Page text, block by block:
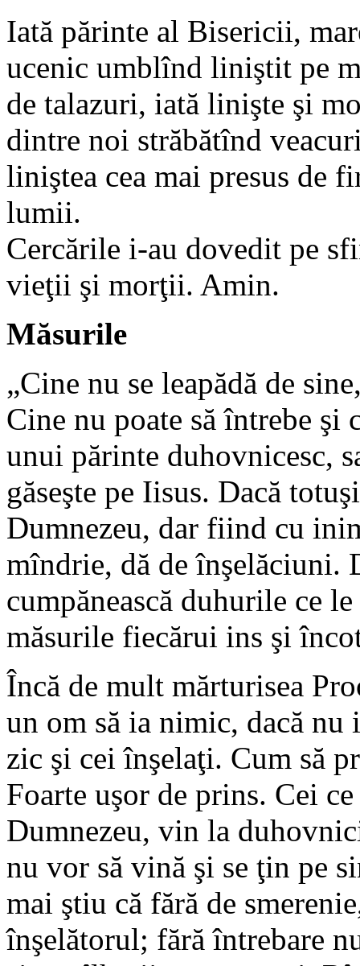
Iată părinte al Bisericii,
ucenic umblînd liniştit pe
de talazuri, iată linişte şi
dintre noi străbătînd
liniştea cea mai presus de
lumii.
Cercările i-au dovedit pe
vieţii şi morţii. Amin.
Măsurile
„Cine nu se leapădă de
Cine nu poate să întrebe şi
unui părinte duhovnicesc,
găseşte pe Iisus. Dacă
Dumnezeu, dar fiind cu
mîndrie, dă de înşelăciuni.
cumpănească duhurile ce
măsurile fiecărui ins şi
Încă de mult mărturisea
un om să ia nimic, dacă nu
zic şi cei înşelaţi. Cum să
Foarte uşor de prins. Cei
Dumnezeu, vin la
nu vor să vină şi se ţin pe
mai ştiu că fără de
înşelătorul; fără întrebare